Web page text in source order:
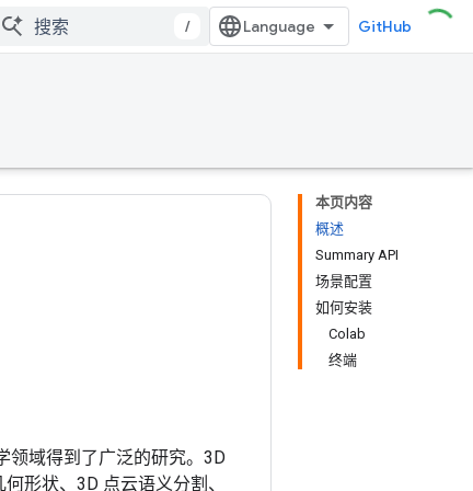
/ GitHub
本页内容
概述
Summary API
场景配置
如何安装
Colab
终端
领域得到了广泛的研究。3D
形状、3D 点云语义分割、